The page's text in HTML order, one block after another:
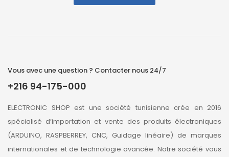
Vous avec une question ? Contacter nous 24/7
+216 94-175-000
ELECTRONIC SHOP est une société tunisienne crée en 2016
spécialisé d’importation et vente des produits électroniques
(ARDUINO, RASPBERREY, CNC, Guidage linéaire) de marques
internationales et de technologie avancée. Notre société vous